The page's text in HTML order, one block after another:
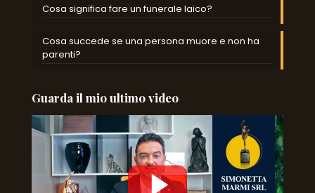
Cosa significa fare un funerale laico?
Cosa succede se una persona muore e non ha
parenti?
Guarda il mio ultimo video